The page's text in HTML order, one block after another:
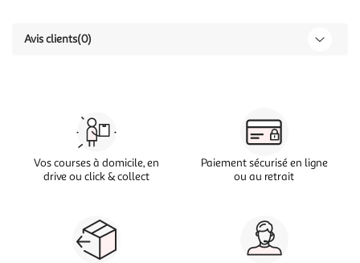
Avis clients(0)
Vos courses à domicile, en
drive ou click & collect
Paiement sécurisé en ligne
ou au retrait